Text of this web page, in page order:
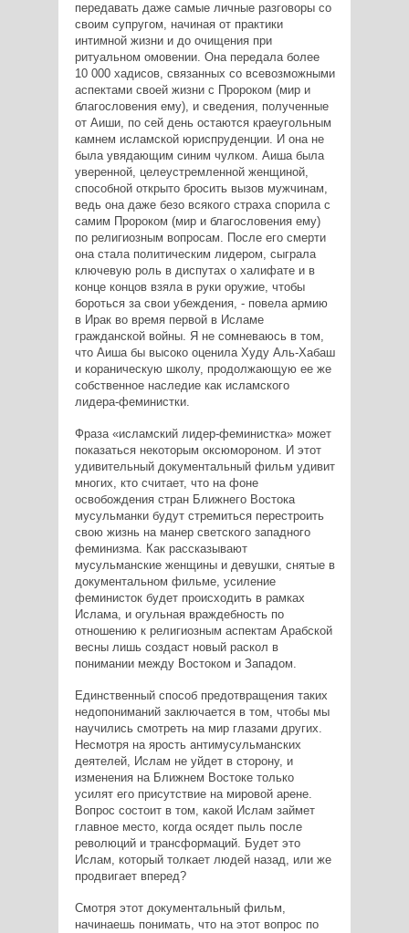
передавать даже самые личные разговоры со
своим супругом, начиная от практики
интимной жизни и до очищения при
ритуальном омовении. Она передала более
10 000 хадисов, связанных со всевозможными
аспектами своей жизни с Пророком (мир и
благословения ему), и сведения, полученные
от Аиши, по сей день остаются краеугольным
камнем исламской юриспруденции. И она не
была увядающим синим чулком. Аиша была
уверенной, целеустремленной женщиной,
способной открыто бросить вызов мужчинам,
ведь она даже безо всякого страха спорила с
самим Пророком (мир и благословения ему)
по религиозным вопросам. После его смерти
она стала политическим лидером, сыграла
ключевую роль в диспутах о халифате и в
конце концов взяла в руки оружие, чтобы
бороться за свои убеждения, - повела армию
в Ирак во время первой в Исламе
гражданской войны. Я не сомневаюсь в том,
что Аиша бы высоко оценила Худу Аль-Хабаш
и кораническую школу, продолжающую ее же
собственное наследие как исламского
лидера-феминистки.
Фраза «исламский лидер-феминистка» может
показаться некоторым оксюмороном. И этот
удивительный документальный фильм удивит
многих, кто считает, что на фоне
освобождения стран Ближнего Востока
мусульманки будут стремиться перестроить
свою жизнь на манер светского западного
феминизма. Как рассказывают
мусульманские женщины и девушки, снятые в
документальном фильме, усиление
феминисток будет происходить в рамках
Ислама, и огульная враждебность по
отношению к религиозным аспектам Арабской
весны лишь создаст новый раскол в
понимании между Востоком и Западом.
Единственный способ предотвращения таких
недопониманий заключается в том, чтобы мы
научились смотреть на мир глазами других.
Несмотря на ярость антимусульманских
деятелей, Ислам не уйдет в сторону, и
изменения на Ближнем Востоке только
усилят его присутствие на мировой арене.
Вопрос состоит в том, какой Ислам займет
главное место, когда осядет пыль после
революций и трансформаций. Будет это
Ислам, который толкает людей назад, или же
продвигает вперед?
Смотря этот документальный фильм,
начинаешь понимать, что на этот вопрос по